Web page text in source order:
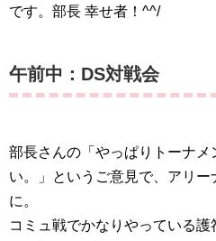
です。部長 幸せ者！^^/
午前中：DS対戦会
部長さんの「やっぱりトーナ
い。」というご意見で、アリー
に。
コミュ戦でかなりやっている